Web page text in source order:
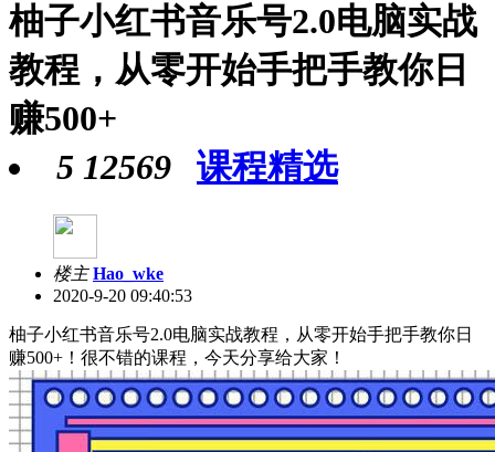
柚子小红书音乐号2.0电脑实战
教程，从零开始手把手教你日
赚500+
5 12569 课程精选
楼主 Hao_wke
2020-9-20 09:40:53
柚子小红书音乐号2.0电脑实战教程，从零开始手把手教你日
赚500+！很不错的课程，今天分享给大家！